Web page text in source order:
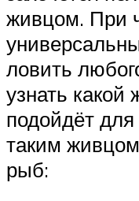
живцом. При
ловить
узнать
подойдёт
таким
рыб: